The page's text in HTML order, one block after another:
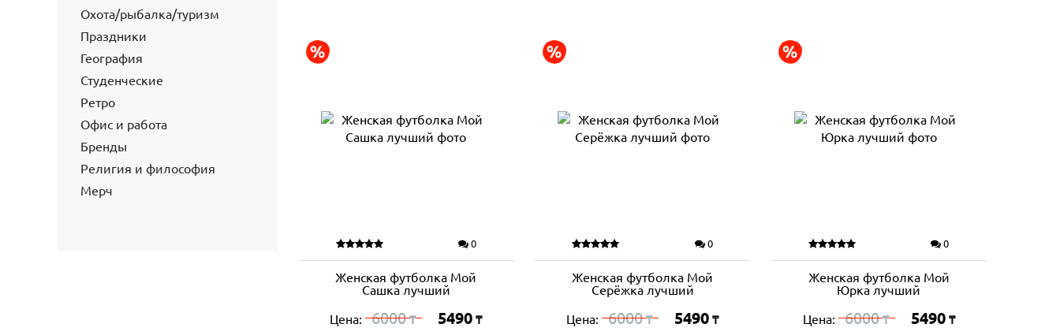
Охота/рыбалка/туризм
Праздники
География
Студенческие
Ретро
Офис и работа
Бренды
Религия и философия
Мерч
0
Женская футболка Мой
Сашка лучший
Цена: 6000₸ 5490 ₸
0
Женская футболка Мой
Серёжка лучший
Цена: 6000₸ 5490 ₸
0
Женская футболка Мой
Юрка лучший
Цена: 6000₸ 5490 ₸